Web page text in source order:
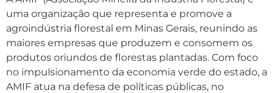
uma organização que representa e promove a
agroindústria florestal em Minas Gerais, reunindo as
maiores empresas que produzem e consomem os
produtos oriundos de florestas plantadas. Com foco
no impulsionamento da economia verde do estado, a
AMIF atua na defesa de políticas públicas, no